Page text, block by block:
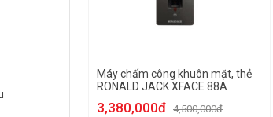
Máy chấm công khuôn mặt, thẻ
RONALD JACK XFACE 88A
3,380,000đ 4,500,000đ